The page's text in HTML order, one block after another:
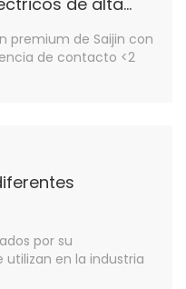
premium de Saijin con
de contacto <2
por su
utilizan en la industria